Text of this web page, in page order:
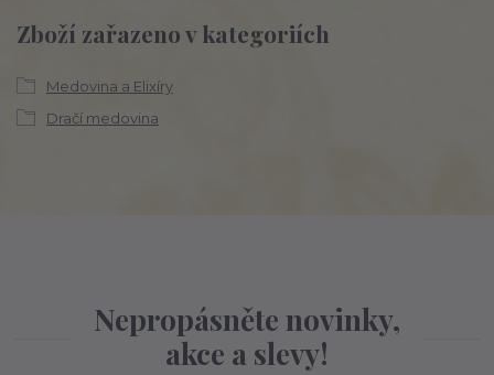
Zboží zařazeno v kategoriích
Medovina a Elixíry
Dračí medovina
Nepropásněte novinky,
akce a slevy!